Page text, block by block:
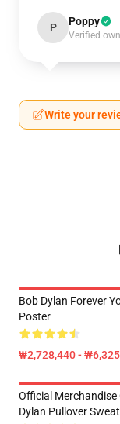
P Poppy
Verified
Write your
Bob Dylan Forever
Poster
₩2,728,440 -
Official Merchandise
Dylan Pullover